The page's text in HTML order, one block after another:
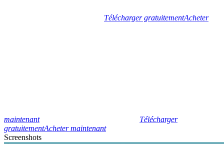
Télécharger gratuitementAcheter
maintenant
Télécharger
gratuitementAcheter maintenant
Screenshots